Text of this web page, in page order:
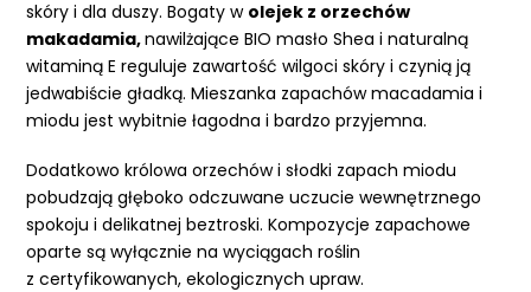
skóry i dla duszy. Bogaty w olejek z orzechów
makadamia,nawilżające BIO masło Shea i naturalną
witaminą E reguluje zawartość wilgoci skóry i czynią ją
jedwabiście gładką. Mieszanka zapachów macadamia i
miodu jest wybitnie łagodna i bardzo przyjemna.
Dodatkowo królowa orzechów i słodki zapach miodu
pobudzają głęboko odczuwane uczucie wewnętrznego
spokoju i delikatnej beztroski. Kompozycje zapachowe
oparte są wyłącznie na wyciągach roślin
z certyfikowanych, ekologicznych upraw.